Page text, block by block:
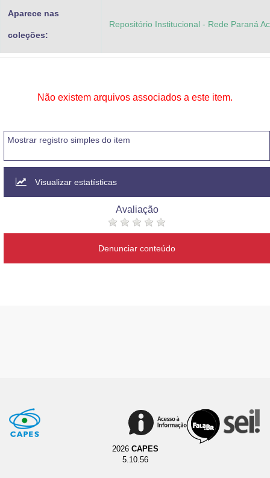
Aparece nas
coleções:
Repositório Institucional - Rede Paraná
Não existem arquivos associados a este item.
Mostrar registro simples do item
Visualizar estatísticas
Avaliação
Denunciar conteúdo
2026 CAPES
5.10.56